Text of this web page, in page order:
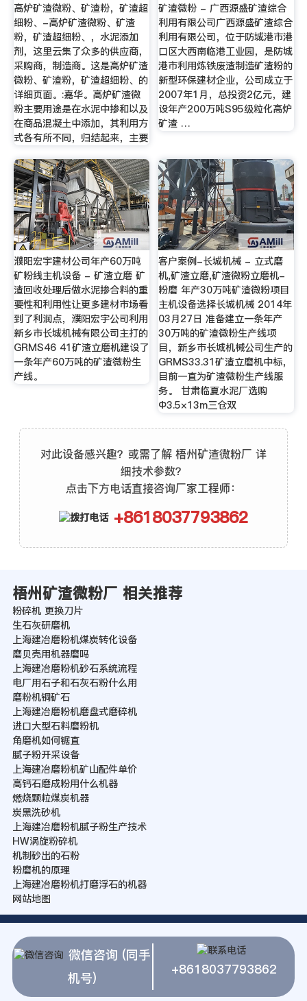
高炉矿渣微粉、矿渣粉，矿渣超
细粉、-高炉矿渣微粉、矿渣
粉，矿渣超细粉、，水泥添加
剂，这里云集了众多的供应商，
采购商，制造商。这是高炉矿渣
微粉、矿渣粉，矿渣超细粉、的
详细页面。:嘉华。高炉矿渣微
粉主要用途是在水泥中掺和以及
在商品混凝土中添加，其利用方
式各有所不同，归结起来，主要
矿渣微粉 - 广西源盛矿渣综合
利用有限公司广西源盛矿渣综合
利用有限公司，位于防城港市港
口区大西南临港工业园，是防城
港市利用炼铁废渣制造矿渣粉的
新型环保建材企业，公司成立于
2007年1月，总投资2亿元，建
设年产200万吨S95级粒化高炉
矿渣 …
濮阳宏宇建材公司年产60万吨
矿粉线主机设备 - 矿渣立磨 矿
渣回收处理后做水泥掺合料的重
要性和利用性让更多建材市场看
到了利润点，濮阳宏宇公司利用
新乡市长城机械有限公司主打的
GRMS46 41矿渣立磨机建设了
一条年产60万吨的矿渣微粉生
产线。
客户案例-长城机械 - 立式磨
机,矿渣立磨,矿渣微粉立磨机-
粉磨 年产30万吨矿渣微粉项目
主机设备选择长城机械 2014年
03月27日 准备建立一条年产
30万吨的矿渣微粉生产线项
目，新乡市长城机械公司生产的
GRMS33.31矿渣立磨机中标，
目前一直为矿渣微粉生产线服
务。 甘肃临夏水泥厂选购
Φ3.5×13m三仓双
对此设备感兴趣？或需了解 梧州矿渣微粉厂 详
细技术参数？
点击下方电话直接咨询厂家工程师：
+8618037793862
梧州矿渣微粉厂 相关推荐
粉碎机 更换刀片
生石灰研磨机
上海建冶磨粉机煤炭转化设备
磨贝壳用机器磨吗
上海建冶磨粉机砂石系统流程
电厂用石子和石灰石粉什么用
磨粉机铜矿石
上海建冶磨粉机磨盘式磨碎机
进口大型石料磨粉机
角磨机如何锯直
腻子粉开采设备
上海建冶磨粉机矿山配件单价
高钙石磨成粉用什么机器
燃烧颗粒煤炭机器
炭黑洗砂机
上海建冶磨粉机腻子粉生产技术
HW涡旋粉碎机
机制砂出的石粉
粉磨机的原理
上海建冶磨粉机打磨浮石的机器
网站地图
微信咨询 (同手
机号)
+8618037793862